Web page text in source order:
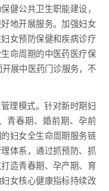
健公共卫生职能建设，
地开展服务。加强妇女
女预防保健和疾病诊疗
命周期的中医药医疗保
展中医药门诊服务，不
理模式。针对新时期妇
青春期、婚前期、孕前
妇女全生命周期服务链
体系，通过抓预防、抓
造青春期、孕产期、育
女核心健康指标持续改